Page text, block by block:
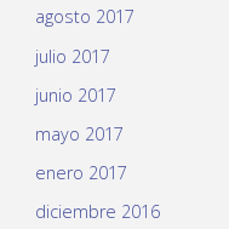
agosto 2017
julio 2017
junio 2017
mayo 2017
enero 2017
diciembre 2016